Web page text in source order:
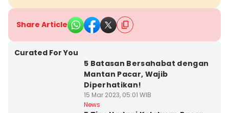
Share Article
Curated For You
5 Batasan Bersahabat dengan
Mantan Pacar, Wajib
Diperhatikan!
15 Mar 2023, 05:01 WIB
News